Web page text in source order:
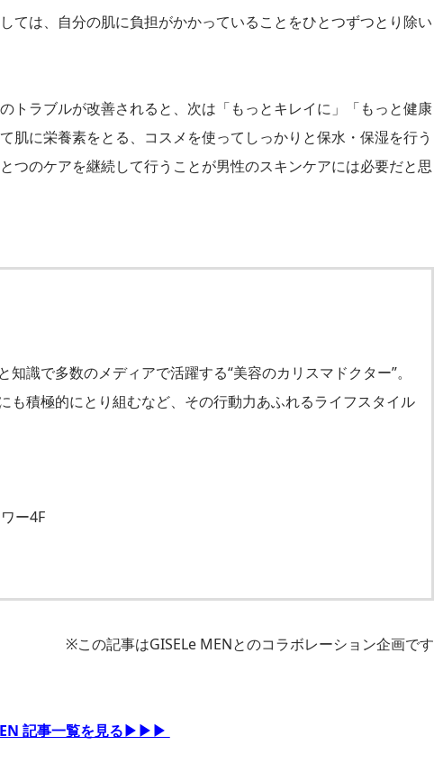
ては、自分の肌に負担がかかっていることをひとつずつとり除い
トラブルが改善されると、次は「もっとキレイに」「もっと健康
肌に栄養素をとる、コスメを使ってしっかりと保水・保湿を行う
つのケアを継続して行うことが男性のスキンケアには必要だと思
識で多数のメディアで活躍する“美容のカリスマドクター”。
も積極的にとり組むなど、その行動力あふれるライフスタイル
ー4F
※この記事はGISELe MENとのコラボレーション企画です
記事一覧を見る▶▶▶